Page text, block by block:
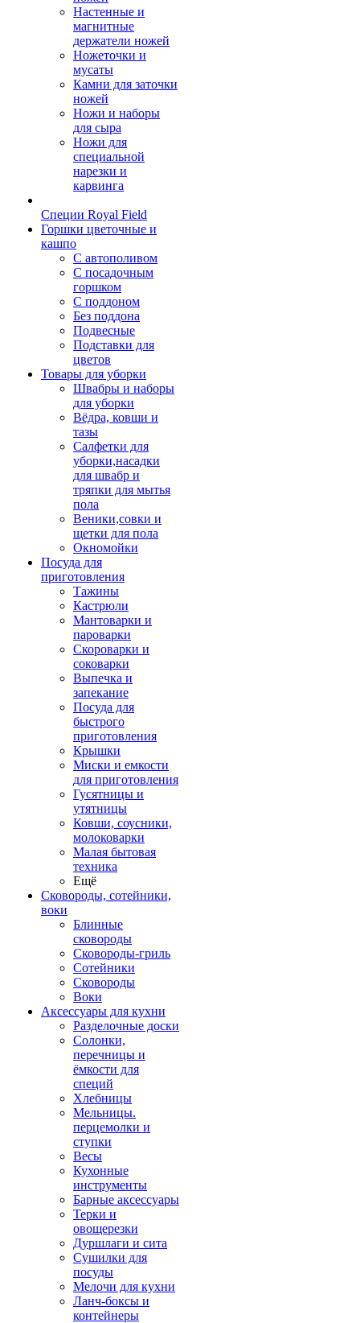
Настенные и
магнитные
держатели ножей
Ножеточки и
мусаты
Камни для заточки
ножей
Ножи и наборы
для сыра
Ножи для
специальной
нарезки и
карвинга
Специи Royal Field
Горшки цветочные и
кашпо
С автополивом
С посадочным
горшком
С поддоном
Без поддона
Подвесные
Подставки для
цветов
Товары для уборки
Швабры и наборы
для уборки
Вёдра, ковши и
тазы
Салфетки для
уборки,насадки
для швабр и
тряпки для мытья
пола
Веники,совки и
щетки для пола
Окномойки
Посуда для
приготовления
Тажины
Кастрюли
Мантоварки и
пароварки
Скороварки и
соковарки
Выпечка и
запекание
Посуда для
быстрого
приготовления
Крышки
Миски и емкости
для приготовления
Гусятницы и
утятницы
Ковши, соусники,
молоковарки
Малая бытовая
техника
Ещё
Сковороды, сотейники,
воки
Блинные
сковороды
Сковороды-гриль
Сотейники
Сковороды
Воки
Аксессуары для кухни
Разделочные доски
Солонки,
перечницы и
ёмкости для
специй
Хлебницы
Мельницы.
перцемолки и
ступки
Весы
Кухонные
инструменты
Барные аксессуары
Терки и
овощерезки
Дуршлаги и сита
Сушилки для
посуды
Мелочи для кухни
Ланч-боксы и
контейнеры